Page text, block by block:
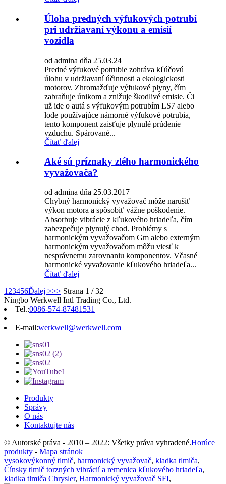
Úloha predných výfukových potrubí
pri udržiavaní výkonu a emisií
vozidla
od admina dňa 25.03.24
Predné výfukové potrubie zohráva kľúčovú
úlohu v udržiavaní účinnosti a ekologickosti
motorov. Zhromažďuje výfukové plyny, čím
zabraňuje únikom a znižuje škodlivé emisie. Či
už ide o autá s výfukovým potrubím LS7 alebo
lode používajúce námorné výfukové potrubia,
tento komponent zaisťuje plynulé prúdenie
vzduchu. Spárované...
Čítať ďalej
Aké sú príznaky zlého harmonického
vyvažovača?
od admina dňa 25.03.2017
Chybný harmonický vyvažovač môže narušiť
výkon motora a spôsobiť vážne poškodenie.
Absorbuje vibrácie z kľukového hriadeľa, čím
zabezpečuje plynulý chod. Problémy s
harmonickým vyvažovačom Gm alebo externým
harmonickým vyvažovačom môžu viesť k
nesprávnemu zarovnaniu komponentov. Včasné
harmonické vyvažovanie kľukového hriadeľa...
Čítať ďalej
1 23456Ďalej >>> Strana 1 / 32
Ningbo Werkwell Intl Trading Co., Ltd.
Tel.:0086-574-87481531
E-mail:werkwell@werkwell.com
Produkty
Správy
O nás
Kontaktujte nás
© Autorské práva - 2010 – 2022: Všetky práva vyhradené.Horúce
produkty - Mapa stránok
vysokovýkonný tlmič, harmonický vyvažovač, kladka tlmiča,
Čínsky tlmič torzných vibrácií a remenica kľukového hriadeľa,
kladka tlmiča Chrysler, Harmonický vyvažovač SFI,